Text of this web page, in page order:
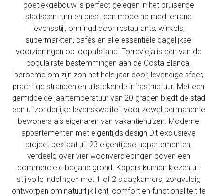
boetiekgebouw is perfect gelegen in het bruisende
stadscentrum en biedt een moderne mediterrane
levensstijl, omringd door restaurants, winkels,
supermarkten, cafés en alle essentiële dagelijkse
voorzieningen op loopafstand. Torrevieja is een van de
populairste bestemmingen aan de Costa Blanca,
beroemd om zijn zon het hele jaar door, levendige sfeer,
prachtige stranden en uitstekende infrastructuur. Met een
gemiddelde jaartemperatuur van 20 graden biedt de stad
een uitzonderlijke levenskwaliteit voor zowel permanente
bewoners als eigenaren van vakantiehuizen. Moderne
appartementen met eigentijds design Dit exclusieve
project bestaat uit 23 eigentijdse appartementen,
verdeeld over vier woonverdiepingen boven een
commerciële begane grond. Kopers kunnen kiezen uit
stijlvolle indelingen met 1 of 2 slaapkamers, zorgvuldig
ontworpen om natuurlijk licht, comfort en functionaliteit te